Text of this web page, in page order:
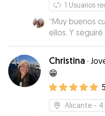
1 Usuarios
“Muy buenos
ellos. Y
confianza. Mis
atendidos y
como están.
Christina ·
😁
Alicante -